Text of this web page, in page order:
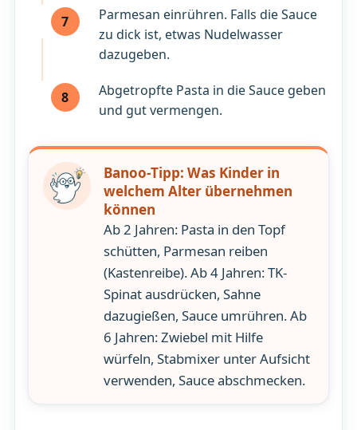
7
Parmesan einrühren. Falls die Sauce
zu dick ist, etwas Nudelwasser
dazugeben.
8
Abgetropfte Pasta in die Sauce geben
und gut vermengen.
Banoo-Tipp: Was Kinder in
welchem Alter übernehmen
können
Ab 2 Jahren: Pasta in den Topf
schütten, Parmesan reiben
(Kastenreibe). Ab 4 Jahren: TK-
Spinat ausdrücken, Sahne
dazugießen, Sauce umrühren. Ab
6 Jahren: Zwiebel mit Hilfe
würfeln, Stabmixer unter Aufsicht
verwenden, Sauce abschmecken.